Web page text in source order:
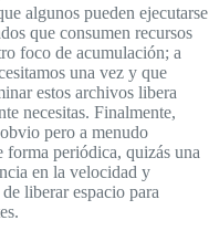
algunos pueden ejecutarse
que consumen recursos
foco de acumulación; a
una vez y que
estos archivos libera
necesitas. Finalmente,
pero a menudo
periódica, quizás una
en la velocidad y
liberar espacio para